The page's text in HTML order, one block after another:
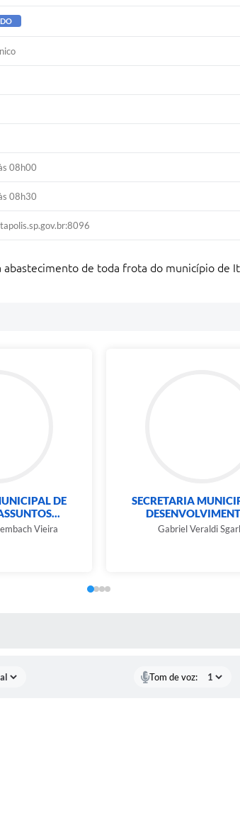
08h00
08h30
de toda frota do município de
DE
Vieira
SECRETARIA
Gabriel Veraldi
Tom de voz: